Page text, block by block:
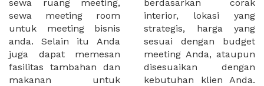
sewa ruang meeting,
sewa meeting room
untuk meeting bisnis
anda. Selain itu Anda
juga dapat memesan
fasilitas tambahan dan
makanan untuk
berdasarkan corak
interior, lokasi yang
strategis, harga yang
sesuai dengan budget
meeting Anda, ataupun
disesuaikan dengan
kebutuhan klien Anda.